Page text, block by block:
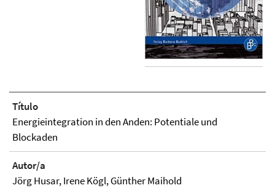
Título
Energieintegration in den Anden: Potentiale und
Blockaden
Autor/a
Jörg Husar, Irene Kögl, Günther Maihold